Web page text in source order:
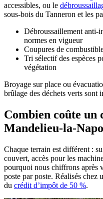
accessibles, ou le
sous-bois du Tanneron et les
Débroussaillement anti-
normes en vigueur
Coupures de
Tri sélectif des espèces
végétation
Broyage sur place ou
brûlage des déchets verts sont
Combien coûte un
Mandelieu-la-
Chaque terrain est différent :
couvert, accès pour les
pourquoi nous chiffrons après
poste par poste. Réalisés
du crédit d’impôt de 50 %.